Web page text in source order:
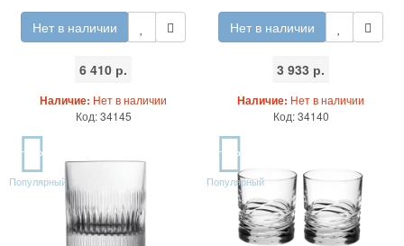
Нет в наличии
6 410 р.
Наличие: Нет в наличии
Код: 34145
Нет в наличии
3 933 р.
Наличие: Нет в наличии
Код: 34140
TOP
Популярный
TOP
Популярный